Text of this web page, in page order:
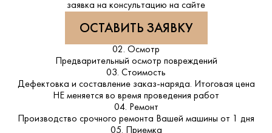
заявка на консультацию на сайте
ОСТАВИТЬ ЗАЯВКУ
02. Осмотр
Предварительный осмотр повреждений
03. Стоимость
Дефектовка и составление заказ-наряда. Итоговая цена
НЕ меняется во время проведения работ
04. Ремонт
Производство срочного ремонта Вашей машины от 1 дня
05. Приемка